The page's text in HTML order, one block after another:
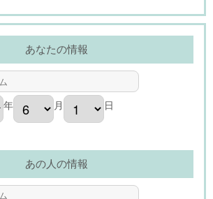
あなたの情報
年 月 日
あの人の情報